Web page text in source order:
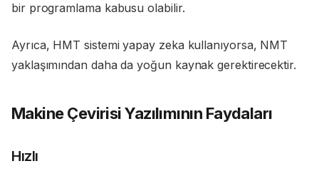
bir programlama kabusu olabilir.
Ayrıca, HMT sistemi yapay zeka kullanıyorsa, NMT
yaklaşımından daha da yoğun kaynak gerektirecektir.
Makine Çevirisi Yazılımının Faydaları
Hızlı